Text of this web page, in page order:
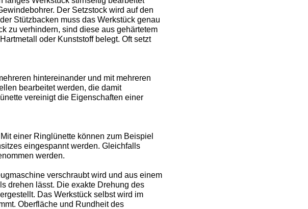
Der Setzstock wird auf den
Stützbacken muss das Werkstück genau
zu verhindern, sind diese aus gehärtetem
oder Kunststoff belegt. Oft setzt
hintereinander und mit mehreren
bearbeitet werden, die damit
vereinigt die Eigenschaften einer
einer Ringlünette können zum Beispiel
eingespannt werden. Gleichfalls
werden.
verschraubt wird und aus einem
drehen lässt. Die exakte Drehung des
Das Werkstück selbst wird im
Oberfläche und Rundheit des